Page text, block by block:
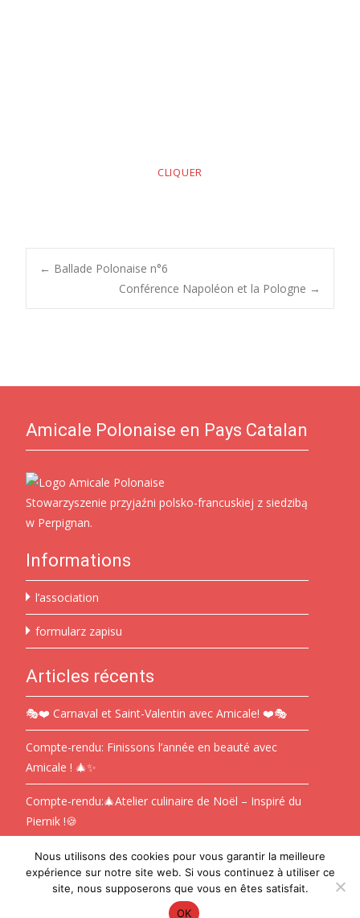
CLIQUER
Post
← Ballade Polonaise n°6
Conférence Napoléon et la Pologne →
Amicale Polonaise en Pays Catalan
Stowarzyszenie przyjaźni polsko-francuskiej z siedzibą
w Perpignan.
Informations
l’association
formularz zapisu
Articles récents
🎭❤️ Carnaval et Saint-Valentin avec Amicale! ❤️🎭
Compte-rendu: Finissons l’année en beauté avec
Amicale ! 🎄✨
Compte-rendu:🎄Atelier culinaire de Noël – Inspiré du
Piernik !🍪
Copyright © Amicale Polonaise en Pays Catalan
Nous utilisons des cookies pour vous garantir la meilleure
expérience sur notre site web. Si vous continuez à utiliser ce
site, nous supposerons que vous en êtes satisfait.
OK